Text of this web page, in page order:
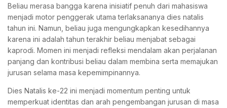
Beliau merasa bangga karena inisiatif penuh dari mahasiswa
menjadi motor penggerak utama terlaksananya dies natalis
tahun ini. Namun, beliau juga mengungkapkan kesedihannya
karena ini adalah tahun terakhir beliau menjabat sebagai
kaprodi. Momen ini menjadi refleksi mendalam akan perjalanan
panjang dan kontribusi beliau dalam membina serta memajukan
jurusan selama masa kepemimpinannya.
Dies Natalis ke-22 ini menjadi momentum penting untuk
memperkuat identitas dan arah pengembangan jurusan di masa